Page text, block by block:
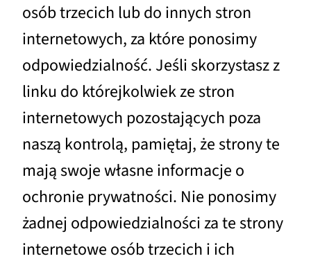
osób trzecich lub do innych stron
internetowych, za które ponosimy
odpowiedzialność. Jeśli skorzystasz z
linku do którejkolwiek ze stron
internetowych pozostających poza
naszą kontrolą, pamiętaj, że strony te
mają swoje własne informacje o
ochronie prywatności. Nie ponosimy
żadnej odpowiedzialności za te strony
internetowe osób trzecich i ich